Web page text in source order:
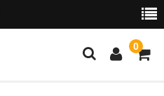
0